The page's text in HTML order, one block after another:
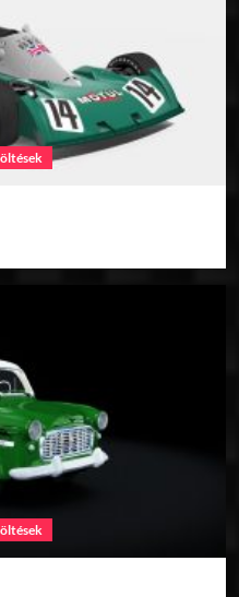
érkezik a Gran
frissítése
7 áprilisi frissítés
a Forza Horizon 6 első
videója!
Turismo 8?